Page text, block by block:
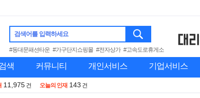
검색어를 입력하세요
#동대문패션타운 #가구단지쇼핑몰 #전자상가 #고속도로휴게소
색 커뮤니티 개인서비스 기업서비스
11,975 건 오늘의 인재 143 건